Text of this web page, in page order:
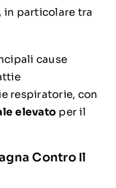
in particolare tra
cause
respiratorie, con
elevato per il
Contro Il